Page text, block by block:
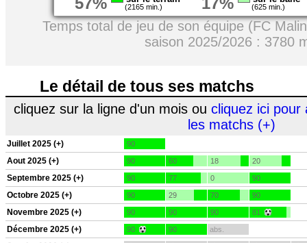
(2165 min.) (625 min.)
Temps total de jeu de son équipe (FC
saison 2025/2026 : 3780
Le détail de tous ses matchs
cliquez sur la ligne d'un mois ou cliquez ici pour
les matchs (+)
Juillet 2025 (+) 90
Aout 2025 (+) 90 60 18 20
Septembre 2025 (+) 90 77 0 90
Octobre 2025 (+) 90 29 70 90
Novembre 2025 (+) 90 90 90 81
Décembre 2025 (+) 90 90 abs.